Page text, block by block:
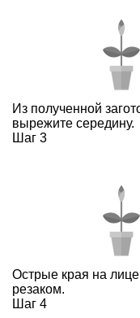
Из полученной
вырежите середину.
Шаг 3
Острые края на
резаком.
Шаг 4